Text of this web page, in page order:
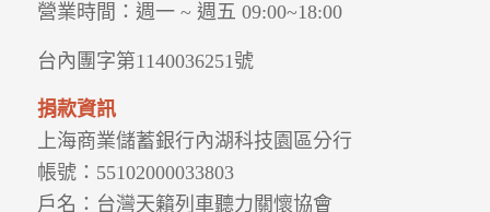
營業時間： 週一 ~ 週五 09:00~18:00
台內團字第1140036251號
捐款資訊
上海商業儲蓄銀行內湖科技園區分行
帳號：55102000033803
戶名：台灣天籟列車聽力關懷協會